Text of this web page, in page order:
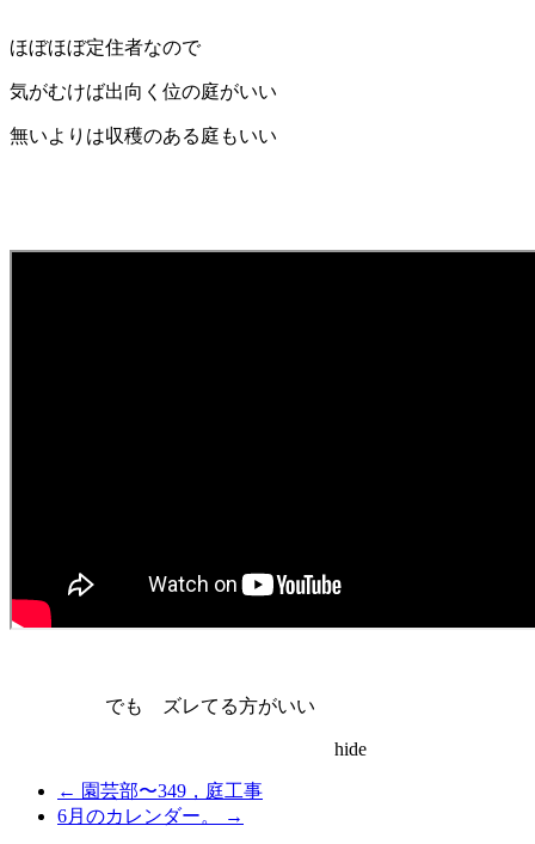
ほぼほぼ定住者なので
気がむけば出向く位の庭がいい
無いよりは収穫のある庭もいい
でも ズレてる方がいい
hide
← 園芸部〜349，庭工事
6月のカレンダー。
→